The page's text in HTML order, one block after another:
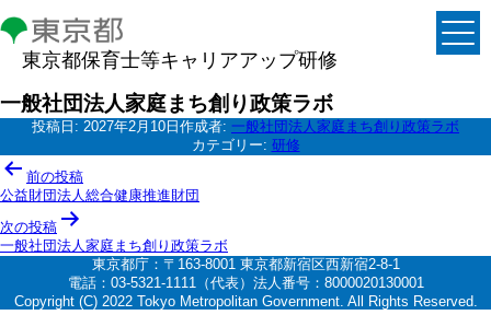
東京都保育士等キャリアアップ研修
一般社団法人家庭まち創り政策ラボ
投稿日: 2027年2月10日 作成者: 一般社団法人家庭まち創り政策ラボ
カテゴリー: 研修
投
稿
ナ
ビ
ー
前の投稿
公益財団法人総合健康推進財団
次の投稿
一般社団法人家庭まち創り政策ラボ
東京都庁：〒163-8001 東京都新宿区西新宿2-8-1
電話：03-5321-1111（代表）法人番号：8000020130001
Copyright (C) 2022 Tokyo Metropolitan Government. All Rights Reserved.